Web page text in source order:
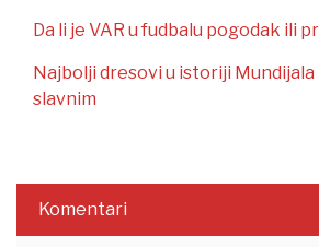
Da li je VAR u fudbalu pogodak ili
Najbolji dresovi u istoriji
slavnim
Komentari